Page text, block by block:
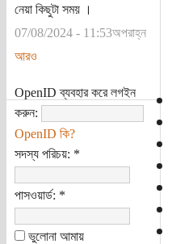
নেয়া কিছুটা সময় ।
07/08/2024 - 11:53অপরাহ্ন
আরও
OpenID ব্যবহার করে লগইন
করুন:
OpenID কি?
সদস্য পরিচয়: *
পাসওয়ার্ড: *
ভুলোনা আমায়